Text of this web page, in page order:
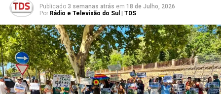
Publicado 3 semanas atrás em 18 de Julho, 2026
Por Rádio e Televisão do Sul | TDS